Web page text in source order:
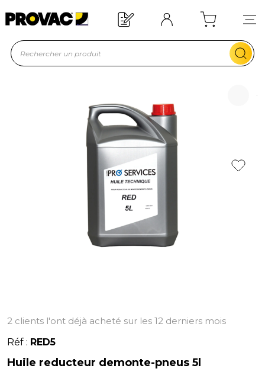
Offre de bienvenue : 20€ offerts !
En savoir plus
2 clients l'ont déjà acheté sur les 12 derniers mois
Réf : RED5
Huile reducteur demonte-pneus 5l